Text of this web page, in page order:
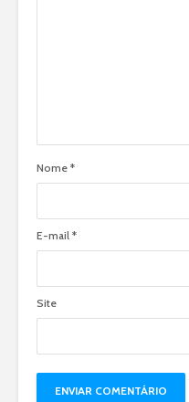
Nome *
E-mail *
Site